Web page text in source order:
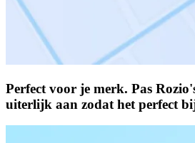
Perfect voor je merk. Pas
uiterlijk aan zodat het perfect